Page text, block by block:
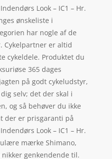
Look – IC1 – Hr.
ønskeliste i
har nogle af de
Cykelpartner er altid
cykeldele. Produktet du
365 dages
på godt cykeludstyr,
selv; det der skal i
og så behøver du ikke
der er prisgaranti på
Look – IC1 – Hr.
mærke Shimano,
genkendende til.